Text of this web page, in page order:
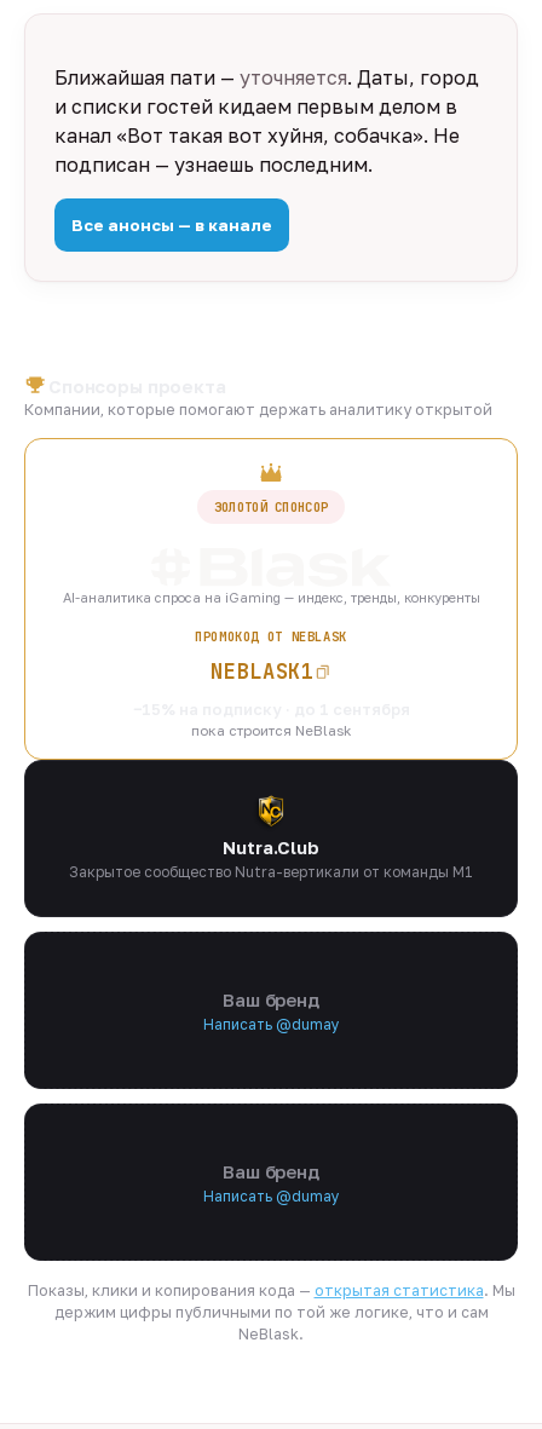
Ближайшая пати — уточняется. Даты, город
и списки гостей кидаем первым делом в
канал «Вот такая вот хуйня, собачка». Не
подписан — узнаешь последним.
Все анонсы — в канале
Компании, которые помогают держать аналитику открытой
ЗОЛОТОЙ СПОНСОР
AI-аналитика спроса на iGaming — индекс, тренды, конкуренты
ПРОМОКОД ОТ NEBLASK
NEBLASK1
пока строится NeBlask
Nutra.Club
Закрытое сообщество Nutra-вертикали от команды M1
Ваш бренд
Написать @dumay
Ваш бренд
Написать @dumay
Показы, клики и копирования кода — открытая статистика. Мы
держим цифры публичными по той же логике, что и сам
NeBlask.